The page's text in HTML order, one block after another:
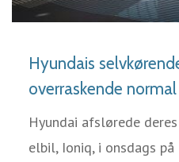
Hyundais
overraskende
Hyundai afslørede
elbil, Ioniq, i onsdags på